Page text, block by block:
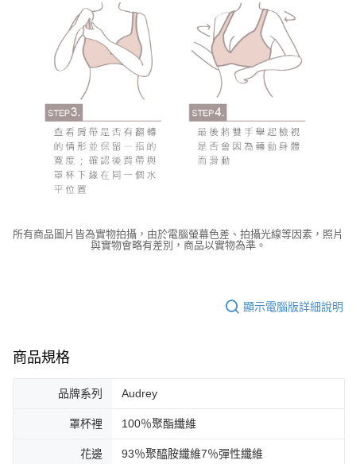
所有商品圖片皆為實物拍攝，由於電腦螢幕色差、拍攝光線等因素，照片
與實物會略有差別，商品以實物為準。
顯示電腦版詳細說明
商品規格
品牌系列 Audrey
罩杯裡 100％聚酯纖維
花邊 93％聚醯胺纖維7％彈性纖維